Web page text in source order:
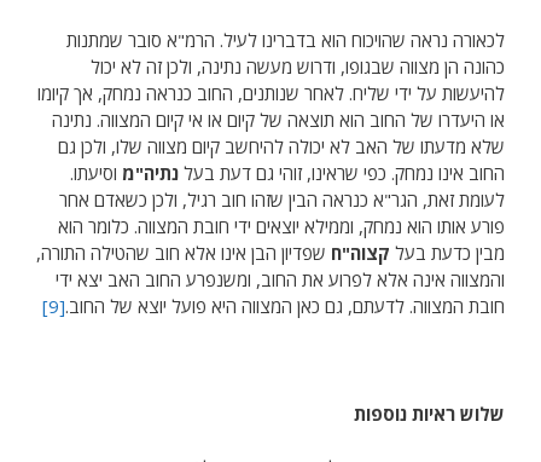
לכאורה נראה שהויכוח הוא בדברינו לעיל. הרמ"א סובר שמתנות
כהונה הן מצווה שבגופו, ודרוש מעשה נתינה, ולכן זה לא יכול
להיעשות על ידי שליח. לאחר שנותנים, החוב כנראה נמחק, אך קיומו
או היעדרו של החוב הוא תוצאה של קיום או אי קיום המצווה. נתינה
שלא מדעתו של האב לא יכולה להיחשב קיום מצווה שלו, ולכן גם
החוב אינו נמחק. כפי שראינו, זוהי גם דעת בעל נתיה"מ וסיעתו.
לעומת זאת, הגר"א כנראה הבין שזהו חוב רגיל, ולכן כשאדם אחר
פורע אותו הוא נמחק, וממילא יוצאים ידי חובת המצווה. כלומר הוא
מבין כדעת בעל קצוה"ח שפדיון הבן אינו אלא חוב שהטילה התורה,
והמצווה אינה אלא לפרוע את החוב, ומשנפרע החוב האב יצא ידי
חובת המצווה. לדעתם, גם כאן המצווה היא פועל יוצא של החוב.[9]
שלוש ראיות נוספות